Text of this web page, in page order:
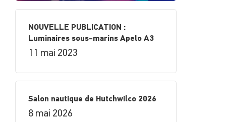
NOUVELLE PUBLICATION :
Luminaires sous-marins Apelo A3
11 mai 2023
Salon nautique de Hutchwilco 2026
8 mai 2026